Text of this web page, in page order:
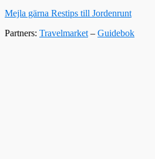
Mejla gärna Restips till Jordenrunt
Partners: Travelmarket – Guidebok